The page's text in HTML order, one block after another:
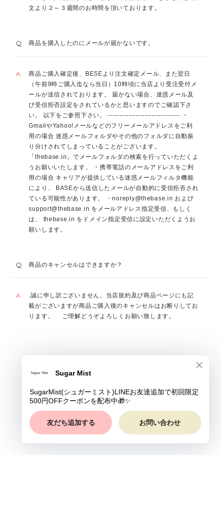
文より２～３週間のお時間を頂いております。
Q. 商品を購入したのにメールが届かないです。
A.
商品ご購入確定後、BESEより注文確定メール、また翌日
（午前9時ご購入迄なら当日）10時頃に当店より受注受付メ
ールが送信されております。 届かない場合、迷惑メール及
び受信拒否設定をされているかと思いますのでご確認下さ
い。 以下をご参照下さい。 ------------------------------- ・
GmailやYahoo!メールなどのフリーメールアドレスをご利
用の場合 迷惑メールフォルダやその他のフォルダに自動振
り分けされてしまっていることがございます。
「thebase.in」でメールフォルダの検索を行っていただくよ
うお願いいたします。 ・携帯電話のメールアドレスをご利
用の場合 キャリアが提供している迷惑メールフィルタ機能
により、 BASEから送信したメールが自動的に受信拒否され
ている可能性があります。 ・noreply@thebase.in および
support@thebase.in をメールアドレス指定受信、もしく
は、 thebase.in をドメイン指定受信に設定いただくようお
願いします。
Q. 商品のキャンセルはできますか？
A.
.誠に申し訳ございません。当店規約及び商品ページにも記
載がございますが商品ご購入後のキャンセルはお断りしてお
ります。 ご理解どうぞよろしくお願い致します。